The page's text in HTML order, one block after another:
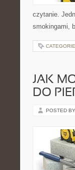
czytanie.
smokingami,
JAK
DO
POSTED